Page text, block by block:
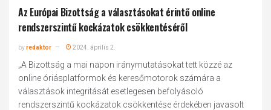
Az Európai Bizottság a választásokat érintő online
rendszerszintű kockázatok csökkentéséről
byredaktor 2024. április 2.
„A Bizottság a mai napon iránymutatásokat tett közzé az
online óriásplatformok és keresőmotorok számára a
választások integritását esetlegesen befolyásoló
rendszerszintű kockázatok csökkentése érdekében javasolt